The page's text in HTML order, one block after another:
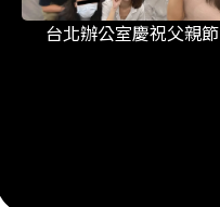
台北辦公室慶祝父親節